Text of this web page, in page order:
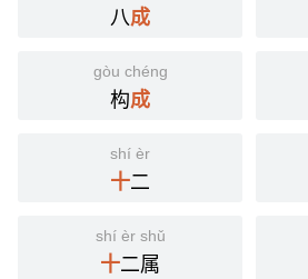
八成
gòu chéng
构成
shí èr
十二
shí èr shǔ
十二属